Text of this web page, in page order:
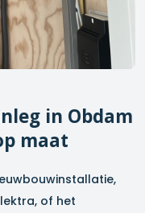
in Obdam
maat
of het